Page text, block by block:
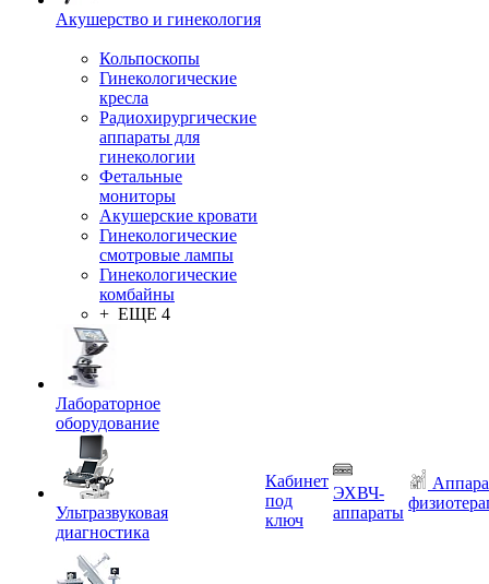
Акушерство и гинекология
Кольпоскопы
Гинекологические
кресла
Радиохирургические
аппараты для
гинекологии
Фетальные
мониторы
Акушерские кровати
Гинекологические
смотровые лампы
Гинекологические
комбайны
+ ЕЩЕ 4
Лабораторное
оборудование
Ультразвуковая
диагностика
Кабинет
под
ключ
ЭХВЧ-
аппараты